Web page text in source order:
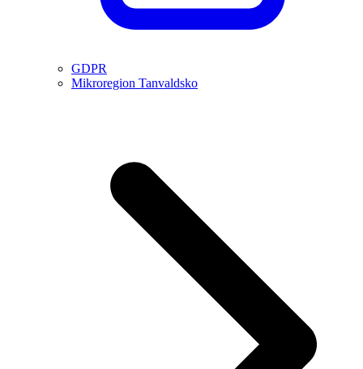
GDPR
Mikroregion Tanvaldsko